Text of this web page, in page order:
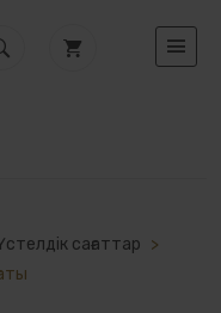
сағаттар >